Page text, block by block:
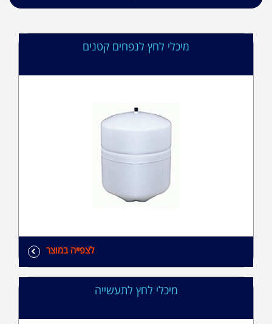
מיכלי לחץ לנפחים קטנים
לצפייה במוצר
מיכלי לחץ לתעשייה